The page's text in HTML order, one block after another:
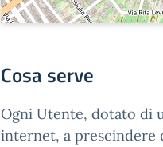
Cosa serve
Ogni Utente, dotato di
internet, a prescindere